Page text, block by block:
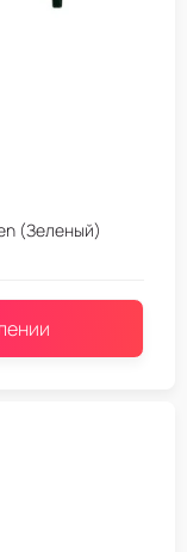
(Зеленый)